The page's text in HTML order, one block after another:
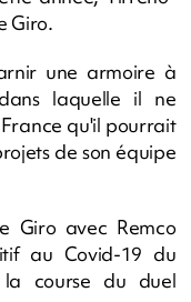
Giro.
une armoire à
laquelle il ne
qu'il pourrait
de son équipe
Giro avec Remco
au Covid-19 du
course du duel